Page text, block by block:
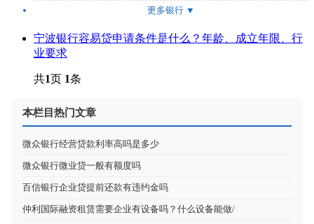
更多银行 ▼
宁波银行容易贷申请条件是什么？年龄、成立年限、行
业要求
共1页 1条
本栏目热门文章
微众银行经营贷款利率高吗是多少
微众银行微业贷一般有额度吗
百信银行企业贷提前还款有违约金吗
仲利国际融资租赁需要企业有设备吗？什么设备能做/